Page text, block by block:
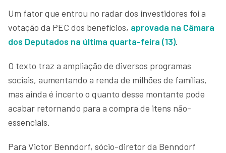
Um fator que entrou no radar dos investidores foi a
votação da PEC dos benefícios, aprovada na Câmara
dos Deputados na última quarta-feira (13).
O texto traz a ampliação de diversos programas
sociais, aumentando a renda de milhões de famílias,
mas ainda é incerto o quanto desse montante pode
acabar retornando para a compra de itens não-
essenciais.
Para Victor Benndorf, sócio-diretor da Benndorf